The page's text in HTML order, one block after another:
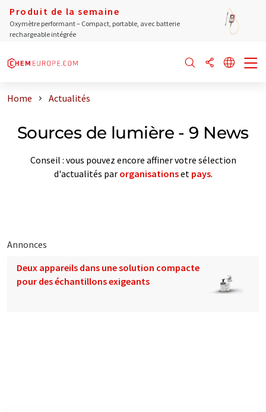
Produit de la semaine
Oxymètre performant – Compact, portable, avec batterie
rechargeable intégrée
Home Actualités
Sources de lumière - 9 News
Conseil : vous pouvez encore affiner votre sélection
d'actualités par organisationset pays.
Annonces
Deux appareils dans une solution compacte
pour des échantillons exigeants